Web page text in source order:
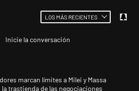
LOS MÁS RECIENTES
Inicie la conversación
artículos con más comentarios en los últimos
el título "Los gobernadores marcan
marcan límites a Milei y Massa
la trastienda de las negociaciones